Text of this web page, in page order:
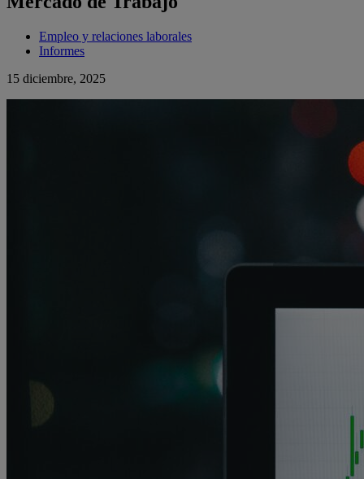
Empleo y relaciones laborales
Informes
15 diciembre, 2025